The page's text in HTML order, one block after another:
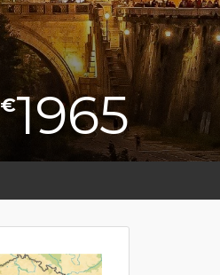
€1965